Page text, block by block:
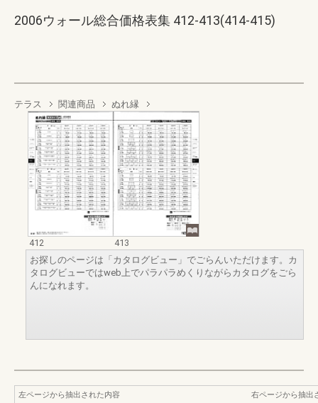
2006ウォール総合価格表集 412-413(414-415)
テラス 関連商品 ぬれ縁
412
413
お探しのページは「カタログビュー」でごらんいただけます。カ
タログビューではweb上でパラパラめくりながらカタログをごら
んになれます。
左ページから抽出された内容
右ページから抽出